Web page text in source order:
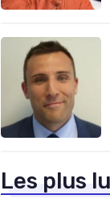
Les plus